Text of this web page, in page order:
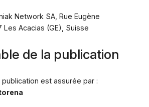
Network SA, Rue Eugène
Les Acacias (GE), Suisse
de la publication
est assurée par :